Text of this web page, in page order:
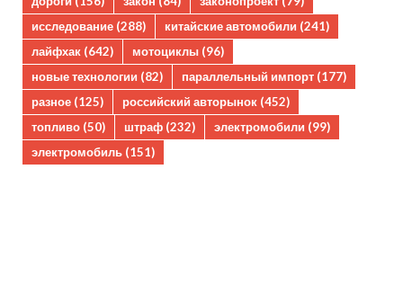
исследование (288) китайские автомобили (241)
лайфхак (642) мотоциклы (96)
новые технологии (82) параллельный импорт (177)
разное (125) российский авторынок (452)
топливо (50) штраф (232) электромобили (99)
электромобиль (151)